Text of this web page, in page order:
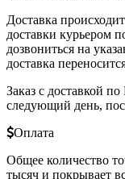
Доставка
доставки курьером
дозвониться на
доставка
Заказ с доставкой
следующий день,
Оплата
Общее количество
тысяч и покрывает